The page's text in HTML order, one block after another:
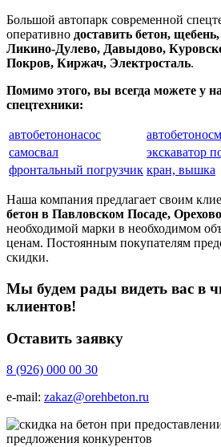
Большой автопарк современной
оперативно доставить бетон,
Ликино-Дулево, Давыдово,
Покров, Киржач, Электросталь.
Помимо этого, вы всегда можете у
спецтехники:
автобетононасос
самосвал
экскаватор
фронтальный погрузчик кран, вышка
Наша компания предлагает своим
бетон в Павловском Посаде,
необходимой марки в необходимом
ценам. Постоянным покупателям
скидки.
Мы будем рады видеть вас в
клиентов!
Оставить заявку
8 (926) 000 00 30
e-mail: zakaz@orehbeton.ru